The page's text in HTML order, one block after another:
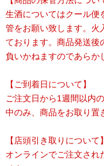
生酒についてはクール便
管をお願い致します。火
ております。商品発送後
負いかねますのであらか
【ご到着日について】
ご注文日から1週間以内
中のみ、商品をお取り置
【店頭引き取りについて】
オンラインでご注文され